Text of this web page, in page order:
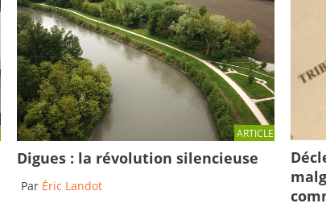
ARTICLE
Digues : la révolution silencieuse
Par Éric Landot